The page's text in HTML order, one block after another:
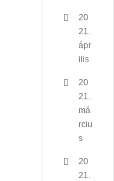
20
21.
ápr
ilis
20
21.
má
rciu
s
20
21.